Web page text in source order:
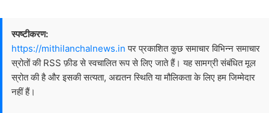
स्पष्टीकरण:
https://mithilanchalnews.in पर प्रकाशित कुछ समाचार विभिन्न समाचार
स्रोतों की RSS फ़ीड से स्वचालित रूप से लिए जाते हैं। यह सामग्री संबंधित मूल
स्रोत की है और इसकी सत्यता, अद्यतन स्थिति या मौलिकता के लिए हम जिम्मेदार
नहीं हैं।